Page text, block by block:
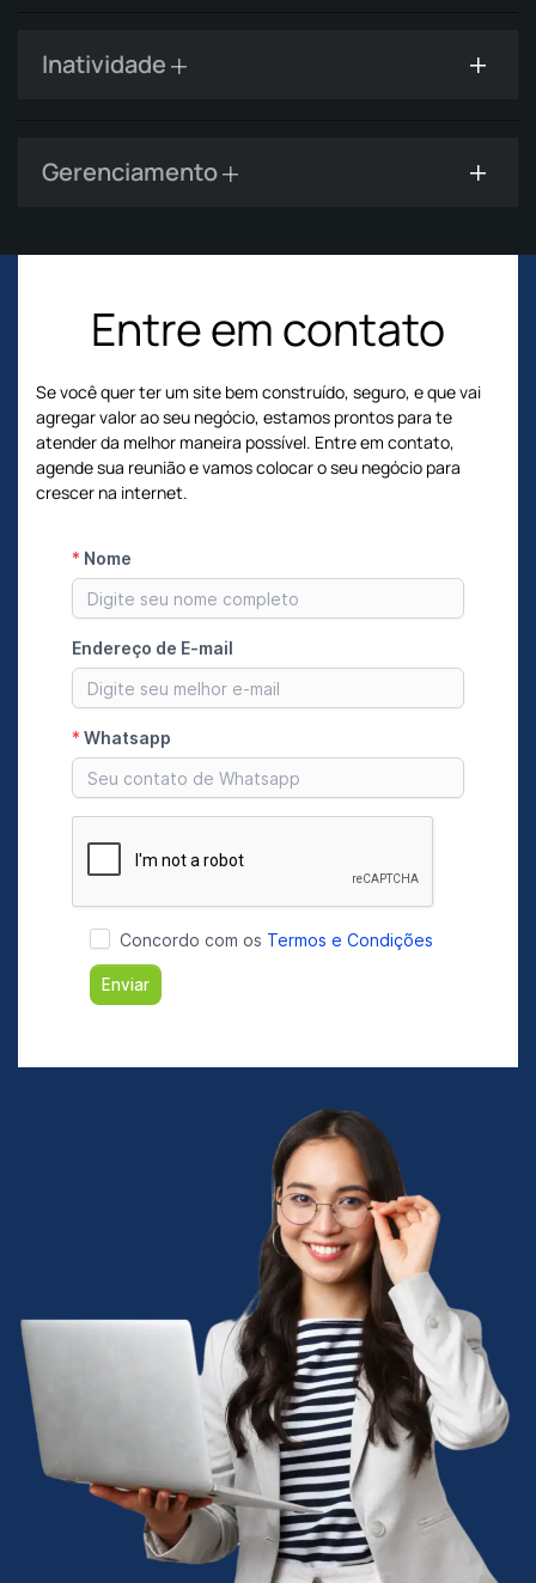
Inatividade
Gerenciamento
Entre em contato
Se você quer ter um site bem construído, seguro, e que vai
agregar valor ao seu negócio, estamos prontos para te
atender da melhor maneira possível. Entre em contato,
agende sua reunião e vamos colocar o seu negócio para
crescer na internet.